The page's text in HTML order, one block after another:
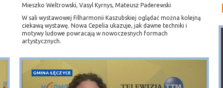
Mieszko Weltrowski, Vasyl Kyrnys, Mateusz Paderewski
W sali wystawowej Filharmonii Kaszubskiej oglądać można kolejną
ciekawą wystawę. Nowa Cepelia ukazuje, jak dawne techniki i
motywy ludowe powracają w nowoczesnych formach
artystycznych.
GMINA ŁĘCZYCE